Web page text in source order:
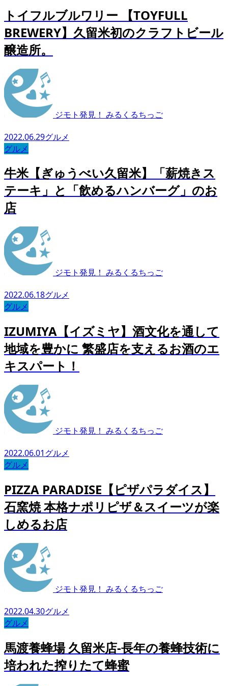
トイフルブルワリー 【TOYFULL
BREWERY】久留米初のクラフトビール
醸造所。
ジモト発見！ みるくるちっご
2022.06.29グルメ
グルメ
牛米【ぎゅうべい久留米】「薪焼きス
テーキ」と「飲めるハンバーグ」のお
店
ジモト発見！ みるくるちっご
2022.06.18グルメ
グルメ
IZUMIYA【イズミヤ】酒文化を通して
地域を豊かに 繁盛店を支えるお酒のエ
キスパート！
ジモト発見！ みるくるちっご
2022.06.01グルメ
グルメ
PIZZA PARADISE【ピザパラダイス】
石窯焼 本格ナポリピザ＆スイーツが楽
しめるお店
ジモト発見！ みるくるちっご
2022.04.30グルメ
グルメ
馬渡養蜂場 久留米店-長年の養蜂技術に
培われた搾りたて蜂蜜